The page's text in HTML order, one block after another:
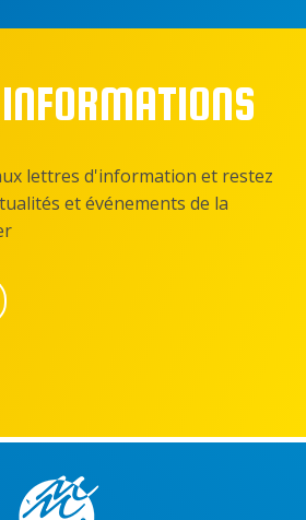
lettres d'information et restez
et événements de la